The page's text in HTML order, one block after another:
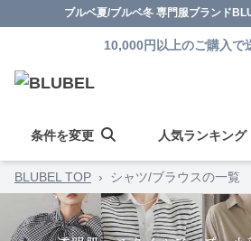
ブルベ夏/ブルベ冬 専門服ブランド
10,000円以上のご購入で
条件を変更 人気ランキング
BLUBEL TOP › シャツ/ブラウスの一覧